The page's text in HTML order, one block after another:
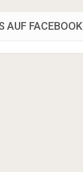
AUF FACEBOOK